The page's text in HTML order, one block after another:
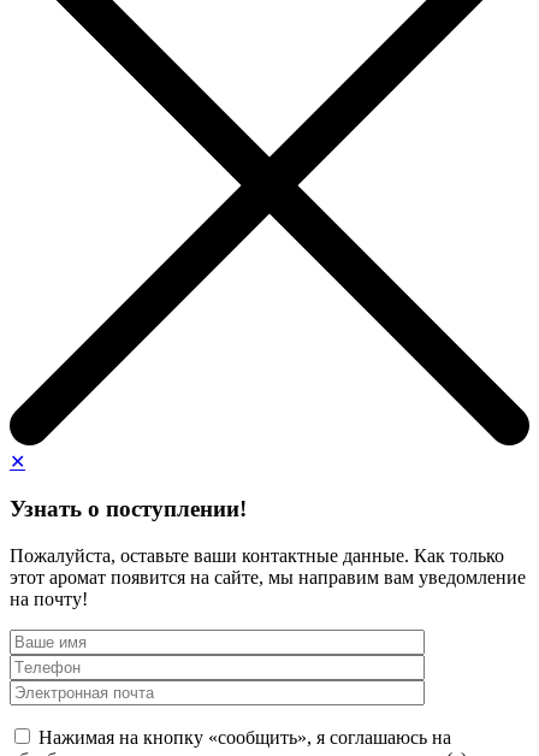
✕
Узнать о поступлении!
Пожалуйста, оставьте ваши контактные данные. Как только
этот аромат появится на сайте, мы направим вам уведомление
на почту!
Нажимая на кнопку «сообщить», я соглашаюсь на